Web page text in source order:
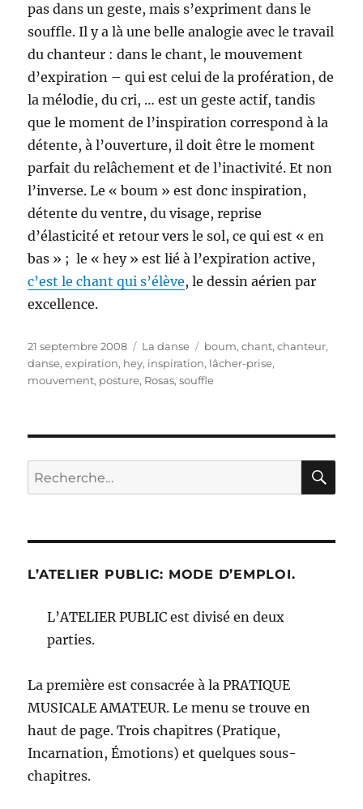
pas dans un geste, mais s’expriment dans le
souffle. Il y a là une belle analogie avec le travail
du chanteur : dans le chant, le mouvement
d’expiration – qui est celui de la profération, de
la mélodie, du cri, … est un geste actif, tandis
que le moment de l’inspiration correspond à la
détente, à l’ouverture, il doit être le moment
parfait du relâchement et de l’inactivité. Et non
l’inverse. Le « boum » est donc inspiration,
détente du ventre, du visage, reprise
d’élasticité et retour vers le sol, ce qui est « en
bas » ; le « hey » est lié à l’expiration active,
c’est le chant qui s’élève, le dessin aérien par
excellence.
Publié
le
21 septembre 2008 Catégories
La danse Étiquettes
boum,chant,chanteur,
danse,expiration, hey, inspiration, lâcher-prise,
mouvement, posture, Rosas,souffle
Recherche
pour :
L’ATELIER PUBLIC: MODE D’EMPLOI.
L’ATELIER PUBLIC est divisé en deux
parties.
La première est consacrée à la PRATIQUE
MUSICALE AMATEUR. Le menu se trouve en
haut de page. Trois chapitres (Pratique,
Incarnation, Émotions) et quelques sous-
chapitres.